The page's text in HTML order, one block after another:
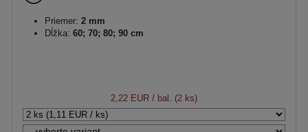
Priemer: 2 mm
Dĺžka: 60; 70; 80; 90 cm
2,22 EUR / bal. (2 ks)